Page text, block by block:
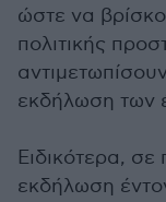
ώστε να
πολιτικής
εκδήλωση των
Ειδικότερα,
εκδήλωση